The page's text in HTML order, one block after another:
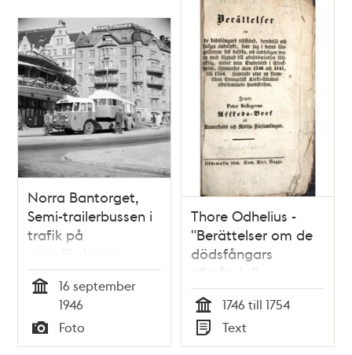
Norra Bantorget,
Semi-trailerbussen i
trafik på
premiärdagen
16 september
1946
Typ
Foto
Thore Odhelius -
"Berättelser om de
dödsfångars
tillstånd..."
Tid
1746 till 1754
Typ
Text